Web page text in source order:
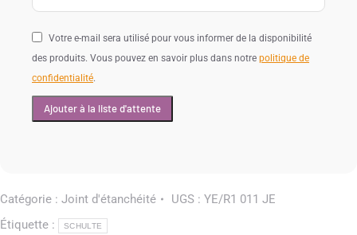
Votre e-mail sera utilisé pour vous informer de la disponibilité
des produits. Vous pouvez en savoir plus dans notre politique de
confidentialité.
Catégorie : Joint d'étanchéité UGS : YE/R1 011 JE
Étiquette :
SCHULTE